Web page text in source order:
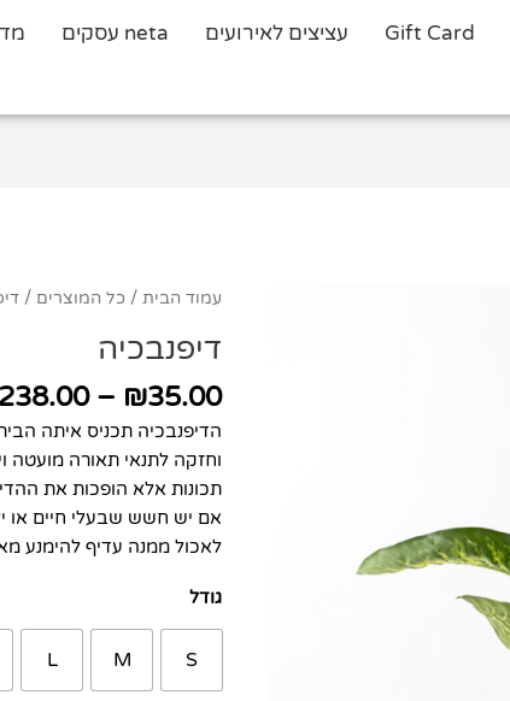
Gift Card עציצים לאירועים neta עסקים
עמוד הבית / כל המוצרים /
דיפנבכיה
₪35.00
–
הדיפנבכיה תכניס איתה
וחזקה לתנאי תאורה
תכונות אלא הופכות את
אם יש חשש שבעלי חיים או
לאכול ממנה עדיף להימנע
גודל
S
M
L
כמות
דיפנבכיה